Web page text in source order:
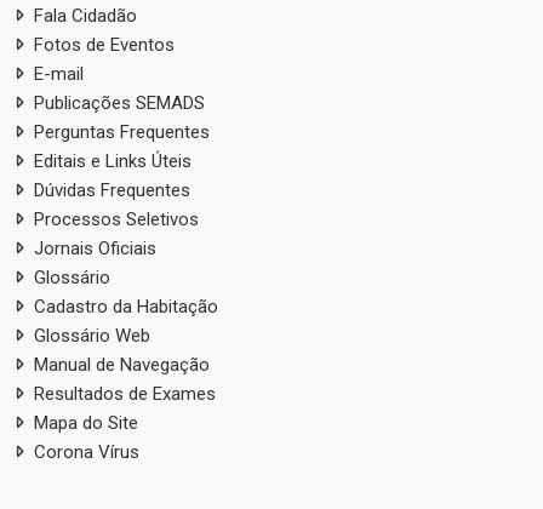
Fala Cidadão
Fotos de Eventos
E-mail
Publicações SEMADS
Perguntas Frequentes
Editais e Links Úteis
Dúvidas Frequentes
Processos Seletivos
Jornais Oficiais
Glossário
Cadastro da Habitação
Glossário Web
Manual de Navegação
Resultados de Exames
Mapa do Site
Corona Vírus